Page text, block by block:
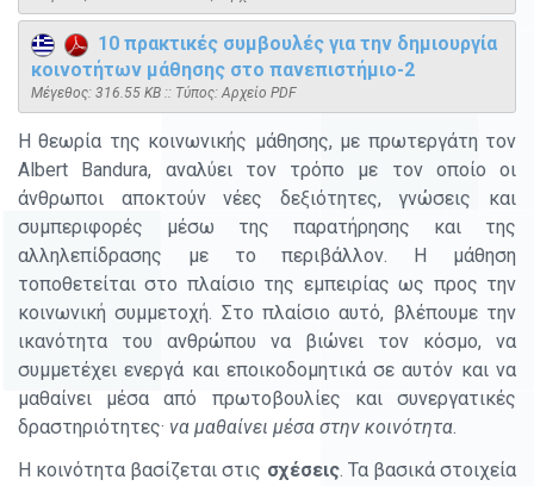
10 πρακτικές συμβουλές για την δημιουργία
κοινοτήτων μάθησης στο πανεπιστήμιο-2
Mέγεθος: 316.55 KB :: Τύπος: Αρχείο PDF
Η θεωρία της κοινωνικής μάθησης, με πρωτεργάτη τον
Albert Bandura, αναλύει τον τρόπο με τον οποίο οι
άνθρωποι αποκτούν νέες δεξιότητες, γνώσεις και
συμπεριφορές μέσω της παρατήρησης και της
αλληλεπίδρασης με το περιβάλλον. Η μάθηση
τοποθετείται στο πλαίσιο της εμπειρίας ως προς την
κοινωνική συμμετοχή. Στο πλαίσιο αυτό, βλέπουμε την
ικανότητα του ανθρώπου να βιώνει τον κόσμο, να
συμμετέχει ενεργά και εποικοδομητικά σε αυτόν και να
μαθαίνει μέσα από πρωτοβουλίες και συνεργατικές
δραστηριότητες· να μαθαίνει μέσα στην κοινότητα.
Η κοινότητα βασίζεται στις σχέσεις. Τα βασικά στοιχεία